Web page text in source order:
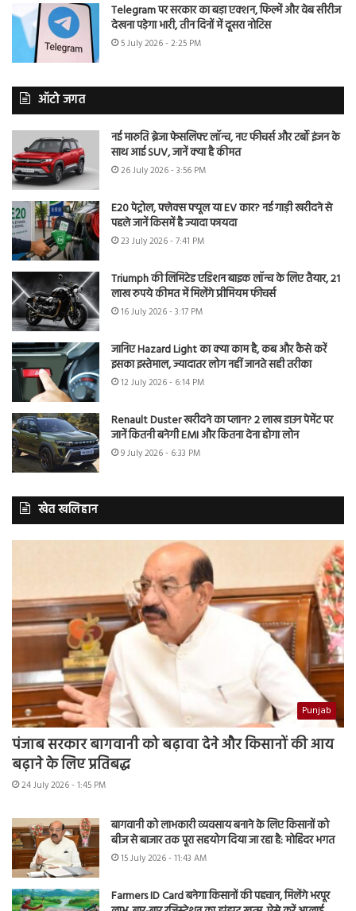
Telegram पर सरकार का बड़ा एक्शन, फिल्में और वेब सीरीज
देखना पड़ेगा भारी, तीन दिनों में दूसरा नोटिस
5 July 2026 - 2:25 PM
ऑटो जगत
नई मारुति ब्रेजा फेसलिफ्ट लॉन्च, नए फीचर्स और टर्बो इंजन के
साथ आई SUV, जानें क्या है कीमत
26 July 2026 - 3:56 PM
E20 पेट्रोल, फ्लेक्स फ्यूल या EV कार? नई गाड़ी खरीदने से
पहले जानें किसमें है ज्यादा फायदा
23 July 2026 - 7:41 PM
Triumph की लिमिटेड एडिशन बाइक लॉन्च के लिए तैयार, 21
लाख रुपये कीमत में मिलेंगे प्रीमियम फीचर्स
16 July 2026 - 3:17 PM
जानिए Hazard Light का क्या काम है, कब और कैसे करें
इसका इस्तेमाल, ज्यादातर लोग नहीं जानते सही तरीका
12 July 2026 - 6:14 PM
Renault Duster खरीदने का प्लान? 2 लाख डाउन पेमेंट पर
जानें कितनी बनेगी EMI और कितना देना होगा लोन
9 July 2026 - 6:33 PM
खेत खलिहान
Punjab
पंजाब सरकार बागवानी को बढ़ावा देने और किसानों की आय
बढ़ाने के लिए प्रतिबद्ध
24 July 2026 - 1:45 PM
बागवानी को लाभकारी व्यवसाय बनाने के लिए किसानों को
बीज से बाजार तक पूरा सहयोग दिया जा रहा है: मोहिंदर भगत
15 July 2026 - 11:43 AM
Farmers ID Card बनेगा किसानों की पहचान, मिलेंगे भरपूर